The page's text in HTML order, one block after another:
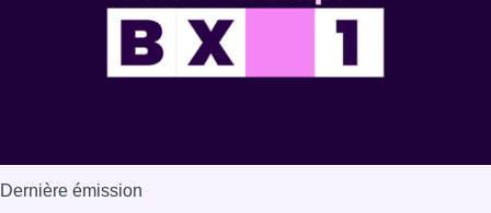
Dernière émission